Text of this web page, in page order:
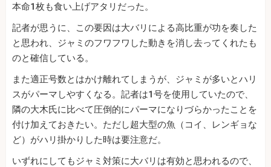
本命1枚も食い上げアタリだった。
記者が思うに、この要因は大バリによる高比重が功を奏した
と思われ、ジャミのフワフワした動きを消し去ってくれたも
のと確信している。
また適正号数とはかけ離れてしまうが、ジャミが多いとハリ
スがパーマしやすくなる。記者は1号を使用していたので、
隣の大木氏に比べて圧倒的にパーマになりづらかったことを
付け加えておきたい。ただし超大型の魚（コイ、レンギョな
ど）がハリ掛かりした時は要注意だ。
いずれにしてもジャミ対策に大バリは有効と思われるので、